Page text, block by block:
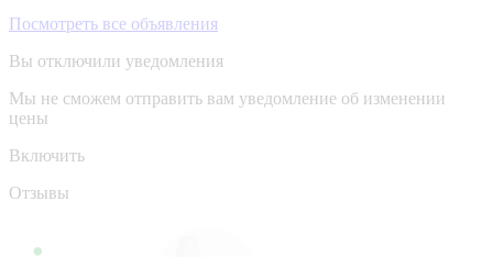
Посмотреть все объявления
Вы отключили уведомления
Мы не сможем отправить вам уведомление об изменении
цены
Включить
Отзывы